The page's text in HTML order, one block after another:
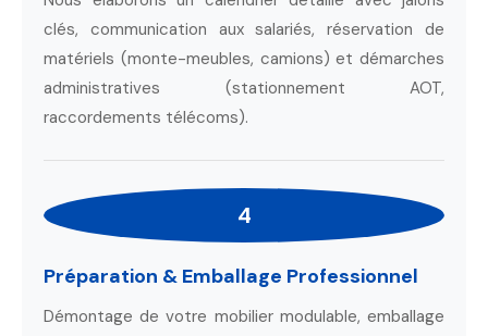
clés, communication aux salariés, réservation de
matériels (monte-meubles, camions) et démarches
administratives (stationnement AOT,
raccordements télécoms).
4
Préparation & Emballage Professionnel
Démontage de votre mobilier modulable, emballage